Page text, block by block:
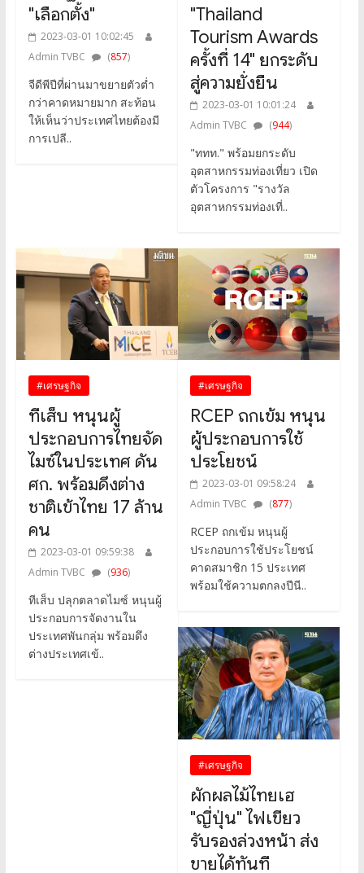
"เลือกตั้ง"
2023-03-01 10:02:45
Admin TVBC
(857)
จีดีพีปีที่ผ่านมาขยายตัวต่ำ
กว่าคาดหมายมาก สะท้อน
ให้เห็นว่าประเทศไทยต้องมี
การเปลี..
"Thailand
Tourism Awards
ครั้งที่ 14" ยกระดับ
สู่ความยั่งยืน
2023-03-01 10:01:24
Admin TVBC
(944)
"ททท." พร้อมยกระดับ
อุตสาหกรรมท่องเที่ยว เปิด
ตัวโครงการ "รางวัล
อุตสาหกรรมท่องเที่..
#เศรษฐกิจ
ทีเส็บ หนุนผู้
ประกอบการไทยจัด
ไมซ์ในประเทศ ดัน
ศก. พร้อมดึงต่าง
ชาติเข้าไทย 17 ล้าน
คน
2023-03-01 09:59:38
Admin TVBC
(936)
ทีเส็บ ปลุกตลาดไมซ์ หนุนผู้
ประกอบการจัดงานใน
ประเทศพันกลุ่ม พร้อมดึง
ต่างประเทศเข้..
#เศรษฐกิจ
RCEP ถกเข้ม หนุน
ผู้ประกอบการใช้
ประโยชน์
2023-03-01 09:58:24
Admin TVBC
(877)
RCEP ถกเข้ม หนุนผู้
ประกอบการใช้ประโยชน์
คาดสมาชิก 15 ประเทศ
พร้อมใช้ความตกลงปีนี..
#เศรษฐกิจ
ผักผลไม้ไทยเฮ
"ญี่ปุ่น" ไฟเขียว
รับรองล่วงหน้า ส่ง
ขายได้ทันที